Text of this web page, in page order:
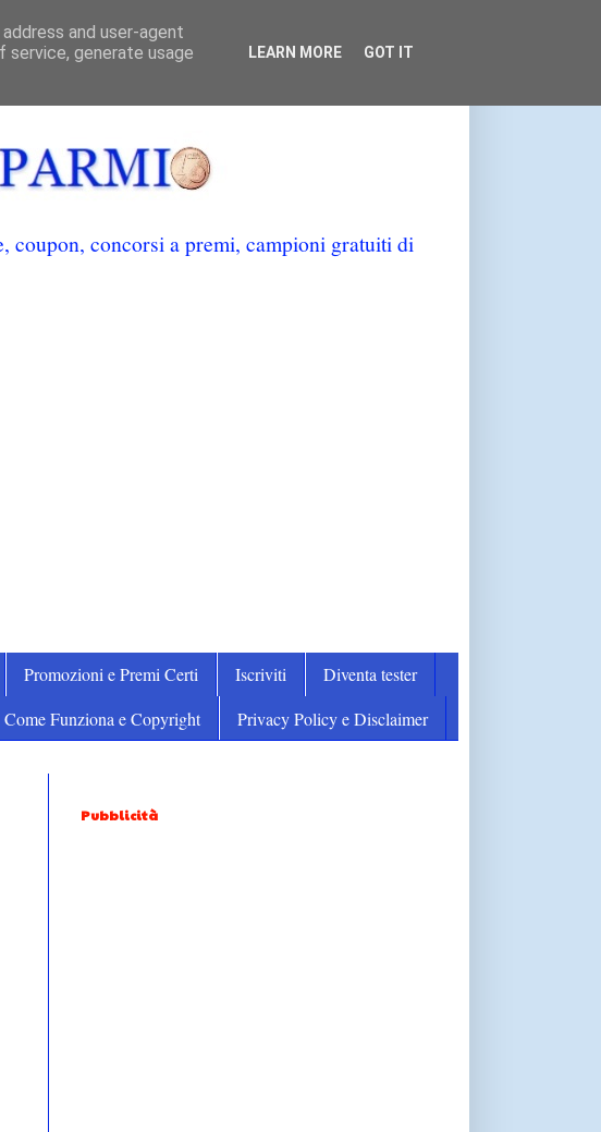
coupon, concorsi a premi, campioni gratuiti di
Promozioni e Premi Certi Iscriviti
Diventa tester
Come Funziona e Copyright Privacy Policy e Disclaimer
Pubblicità
and user-agent
service, generate usage
LEARN MORE GOT IT